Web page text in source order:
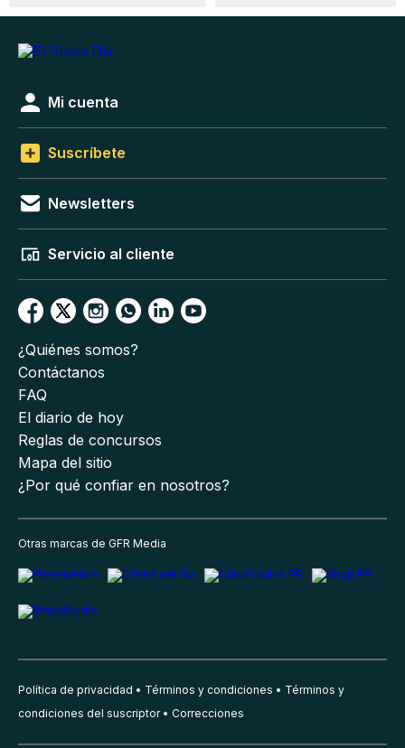
Mi cuenta
Suscríbete
Newsletters
Servicio al cliente
¿Quiénes somos?
Contáctanos
FAQ
El diario de hoy
Reglas de concursos
Mapa del sitio
¿Por qué confiar en nosotros?
Otras marcas de GFR Media
Política de privacidad Términos y condiciones
Términos y
condiciones del suscriptor
Correcciones